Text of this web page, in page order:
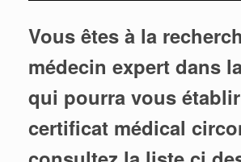
Vous êtes à la
médecin expert dans
qui pourra vous
certificat médical